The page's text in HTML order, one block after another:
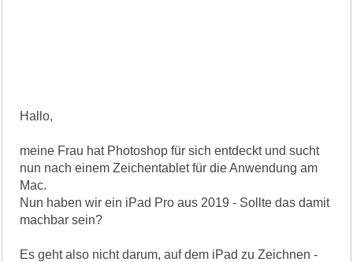
Hallo,
meine Frau hat Photoshop für sich entdeckt und sucht
nun nach einem Zeichentablet für die Anwendung am
Mac.
Nun haben wir ein iPad Pro aus 2019 - Sollte das damit
machbar sein?
Es geht also nicht darum, auf dem iPad zu Zeichnen -